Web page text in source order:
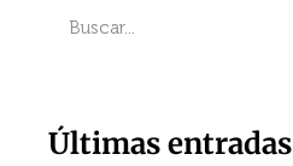
Últimas entradas